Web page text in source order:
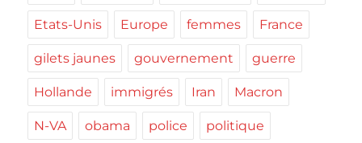
Etats-Unis Europe femmes France
gilets jaunes gouvernement guerre
Hollande immigrés Iran Macron
N-VA obama police politique